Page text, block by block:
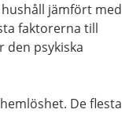
jämfört med
faktorerna till
den psykiska
De flesta